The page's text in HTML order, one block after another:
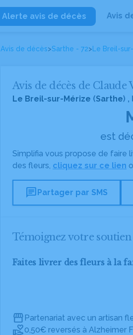
Alerte avis de décès Avis
Avis de décès>Sarthe - 72> Le Breil-
Avis de décès de Claude
Le Breil-sur-Mérize (Sarthe) ,
est
Simplifia vous propose de faire
des fleurs, cliquez sur ce lien
chatPartager par SMS
Témoignez votre
Faites livrer des fleurs à la
Partenariat avec un artisan
0,50€ reversés à Alzheimer